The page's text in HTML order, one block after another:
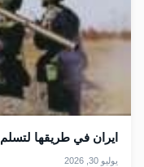
ايران في طريقها لتسلم 400 منظومة دفاع جوي صينية الصنع.
يوليو 30, 2026